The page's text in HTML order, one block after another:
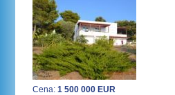
Cena: 1 500 000 EUR